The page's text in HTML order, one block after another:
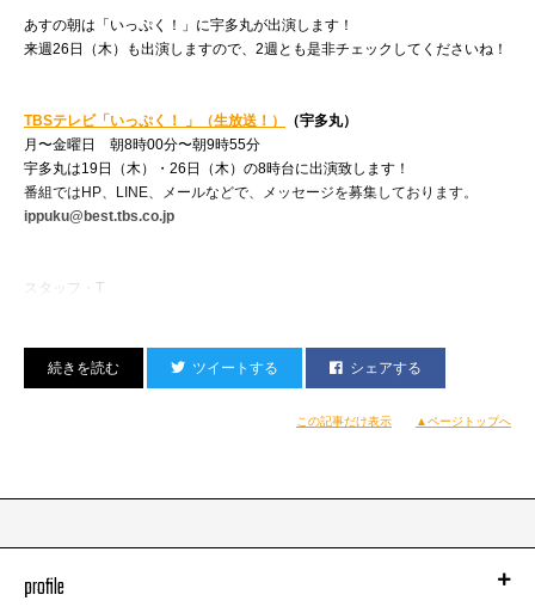
あすの朝は「いっぷく！」に宇多丸が出演します！
来週26日（木）も出演しますので、2週とも是非チェックしてくださいね！
TBSテレビ「いっぷく！ 」（生放送！）
（宇多丸）
月〜金曜日 朝8時00分〜朝9時55分
宇多丸は19日（木）・26日（木）の8時台に出演致します！
番組ではHP、LINE、メールなどで、メッセージを募集しております。
ippuku@best.tbs.co.jp
スタッフ・T
ツイートする シェアする
この記事だけ表示 ▲ページトップへ
profile